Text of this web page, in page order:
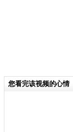
您看完该视频的心情